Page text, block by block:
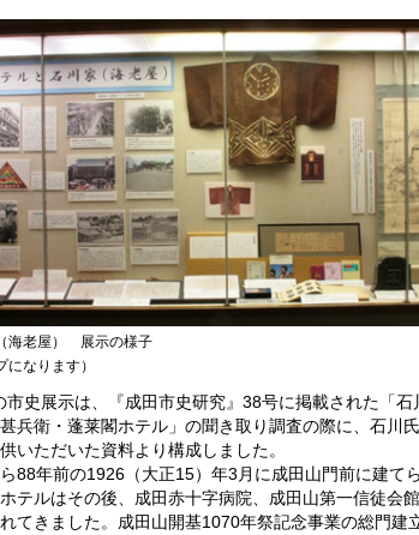
海老屋） 展示の様子
になります）
史展示は、『成田市史研究』38号に掲載された「石
兵衛・蓬莱閣ホテル」の聞き取り調査の際に、石川
いただいた資料より構成しました。
88年前の1926（大正15）年3月に成田山門前に建て
テルはその後、成田赤十字病院、成田山第一信徒会
てきました。成田山開基1070年祭記念事業の総門建